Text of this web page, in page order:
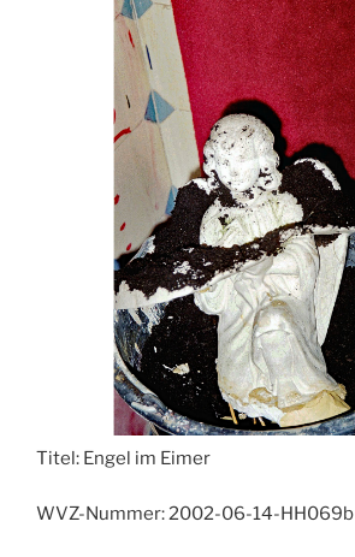
Titel: Engel im Eimer
WVZ-Nummer:2002-06-14-HH069b